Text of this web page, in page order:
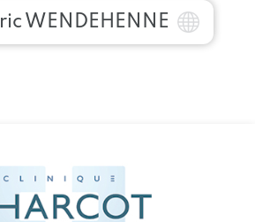
WENDEHENNE